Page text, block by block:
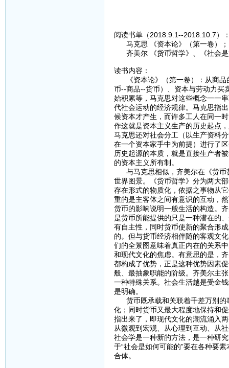
阅读书单（2018.9.1--2018.10.7）
马克思 《资本论》（第一卷）；
齐美尔 《货币哲学》、《社会是
读书内容：
《资本论》（第一卷）：从商品
币--商品--货币）、资本与劳动力买
始积累等，马克思对这些概念一一
代社会运动的经济规律。马克思指
候资本才产生，而许多工人在同一
作这就是资本主义生产的历史起点
马克思还对社会分工（以生产资料
在一个资本家手中为前提）进行了
历史起源的本质，就是直接生产者
的资本主义所有制。
与马克思相似，齐美尔在《货币
世界图景。《货币哲学》分为两大
存在形式的物质化，依据之事物从
重的是主客体之间有意识的互动，
货币的影响说明一般生活的构造。
是货币所能提供的只是一种潜在的
有自主性，同时货币使新的聚合形
的。但与货币经济相伴随的客观文
们的全景图意味着真正内在的关系
和现代文化的焦虑。有意思的是，
都构成了优势，正是这种优势因素
般、最抽象职能的阶级。齐美尔主
一种特殊关系。社会生活越是受金
是明确。
货币既承载和关联着千差万别的
化；同时货币又最大程度地保持和
指出来了，即现代文化的潮流涌入
从微观到宏观、从心理到互动、从
社会学是一种新的方法，是一种研
于“社会是如何可能的”要在各种要
合体。